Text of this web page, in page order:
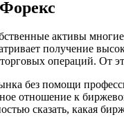
активы
получение
операций. От
без помощи
отношение к
сказать, какая